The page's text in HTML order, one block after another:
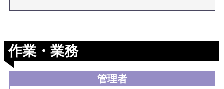
作業・業務
管理者